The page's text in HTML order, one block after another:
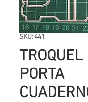
SKU: 441
TROQUEL
PORTA